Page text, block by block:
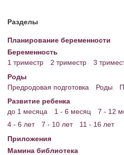
МАМИНА БИБЛИОТЕКА
Имена. Святцы
Энциклопедия беременных
Мамина энциклопедия
СЕРВИСЫ И ПРИЛОЖЕНИЯ
Разделы
Планирование беременности
Беременность
1 триместр
2 триместр
3
Роды
Предродовая подготовка
Роды
Развитие ребенка
до 1 месяца
1 - 6 месяц 7 - 12
4 - 6 лет
7 - 10 лет
11 - 16 лет
Приложения
Мамина библиотека